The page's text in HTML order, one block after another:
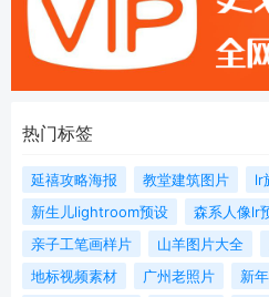
热门标签
延禧攻略海报 教堂建筑图片
lr
新生儿lightroom预设
森系人像lr
亲子工笔画样片
山羊图片大全
地标视频素材
广州老照片 新